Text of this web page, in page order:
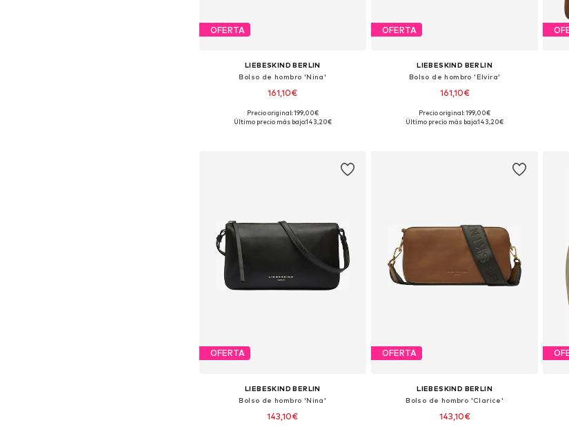
OFERTA
LIEBESKIND BERLIN
Bolso de hombro 'Nina'
161,10€
Tallas disponibles: One Size
Precio original: 199,00€
Último precio más bajo:143,20€
OFERTA
LIEBESKIND BERLIN
Bolso de hombro 'Elvira'
161,10€
Tallas disponibles: One Size
Precio original: 199,00€
Último precio más bajo:143,20€
OFERTA
LIEBESKIND BERLIN
Bolso de hombro 'Nina'
143,10€
OFERTA
LIEBESKIND BERLIN
Bolso de hombro 'Clarice'
143,10€